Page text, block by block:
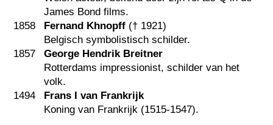
James Bond films.
1858
Fernand Khnopff († 1921)
Belgisch symbolistisch schilder.
1857
George Hendrik Breitner
Rotterdams impressionist, schilder van het
volk.
1494
Frans I van Frankrijk
Koning van Frankrijk (1515-1547).